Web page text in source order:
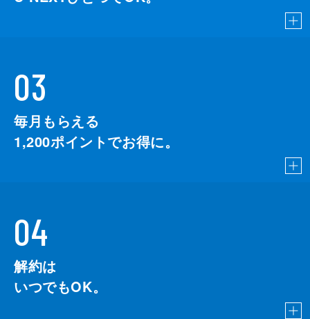
03
毎月もらえる
1,200ポイントでお得に。
04
解約は
いつでもOK。